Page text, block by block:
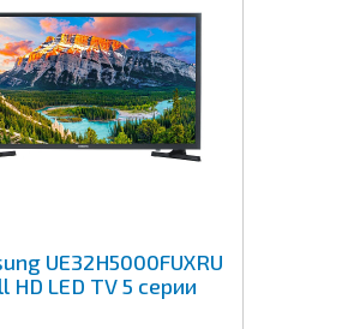
UE32H5000FUXRU
HD LED TV 5 серии